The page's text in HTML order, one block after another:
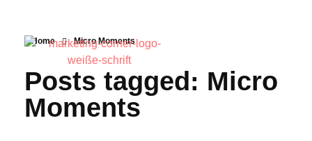
Home Micro Moments
Posts tagged: Micro
Moments